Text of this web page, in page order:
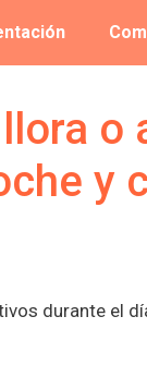
o
y
durante el